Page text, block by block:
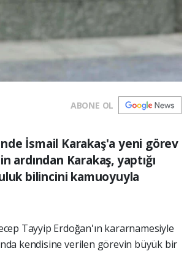
ABONE OL
İsmail Karakaş'a yeni görev
Karakaş, yaptığı
bilincini kamuoyuyla
Tayyip Erdoğan'ın kararnamesiyle
kendisine verilen görevin büyük bir